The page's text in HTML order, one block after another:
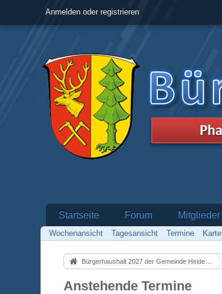
Anmelden oder registrieren
Startseite Forum Mitglieder
Wochenansicht Tagesansicht Termine Karte
Bürgerhaushalt 2027 der Gemeinde Heidenrod
Anstehende Termine